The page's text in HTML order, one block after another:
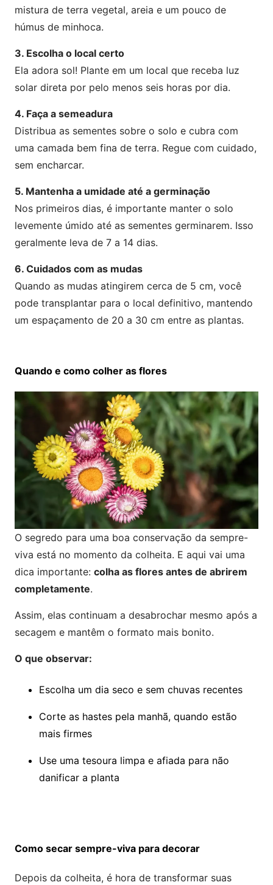
mistura de terra vegetal, areia e um pouco de
húmus de minhoca.
3. Escolha o local certo
Ela adora sol! Plante em um local que receba luz
solar direta por pelo menos seis horas por dia.
4. Faça a semeadura
Distribua as sementes sobre o solo e cubra com
uma camada bem fina de terra. Regue com cuidado,
sem encharcar.
5. Mantenha a umidade até a germinação
Nos primeiros dias, é importante manter o solo
levemente úmido até as sementes germinarem. Isso
geralmente leva de 7 a 14 dias.
6. Cuidados com as mudas
Quando as mudas atingirem cerca de 5 cm, você
pode transplantar para o local definitivo, mantendo
um espaçamento de 20 a 30 cm entre as plantas.
Quando e como colher as flores
O segredo para uma boa conservação da sempre-
viva está no momento da colheita. E aqui vai uma
dica importante: colha as flores antes de abrirem
completamente.
Assim, elas continuam a desabrochar mesmo após a
secagem e mantêm o formato mais bonito.
O que observar:
Escolha um dia seco e sem chuvas recentes
Corte as hastes pela manhã, quando estão
mais firmes
Use uma tesoura limpa e afiada para não
danificar a planta
Como secar sempre-viva para decorar
Depois da colheita, é hora de transformar suas